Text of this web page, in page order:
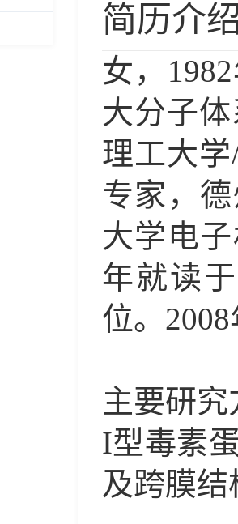
简历介
女 ， 1982
大分子
理工大学
专家 ，
大学电
年就读
位。 2008
主要研
I型毒素
及跨膜结